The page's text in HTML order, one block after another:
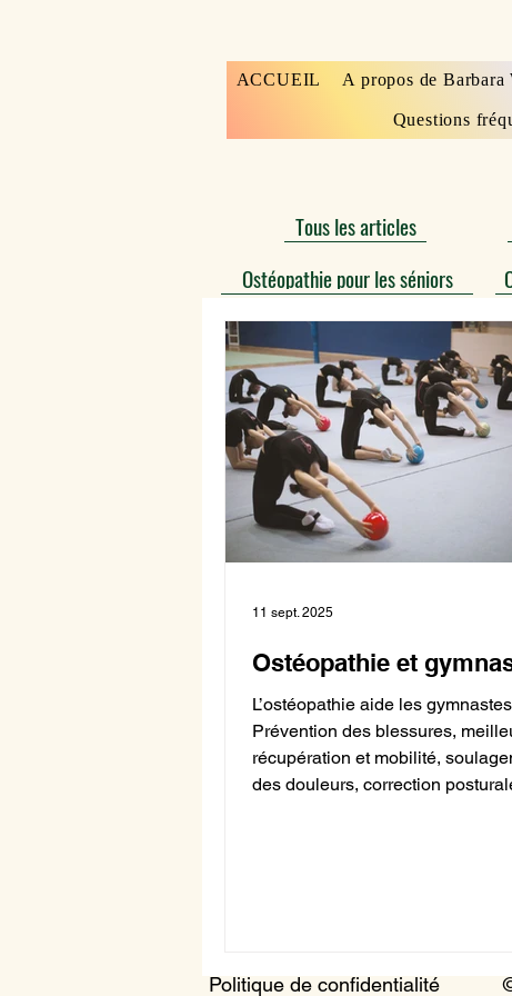
ACCUEIL A propos de Barbara
Questions
Tous les articles
Ostéopathie pour les séniors
Ostéopathie et
L’ostéopathie aide les
Prévention des blessures,
récupération et mobilité,
des douleurs, correction
11 sept. 2025
Politique de confidentialité